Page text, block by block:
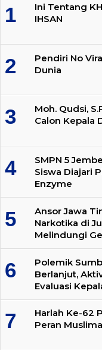
Ini Tentang
IHSAN
Pendiri No
Dunia
Moh. Qudsi,
Calon Kepala
SMPN 5
Siswa Diajari
Enzyme
Ansor Jawa
Narkotika di
Melindungi
Polemik
Berlanjut,
Evaluasi
Harlah Ke-62
Peran